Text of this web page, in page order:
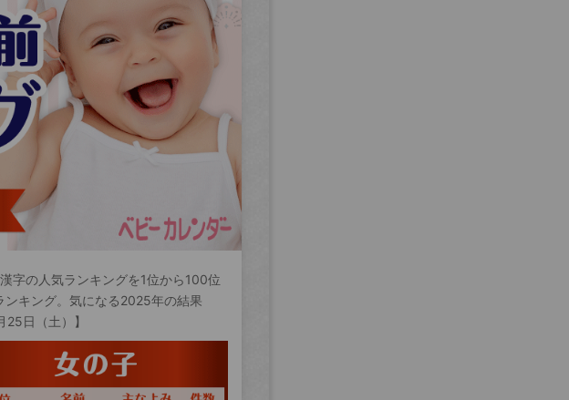
字の人気ランキングを1位から100位
ンキング。気になる2025年の結果
日（土）】